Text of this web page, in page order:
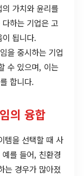
가치와 윤리를
하는 기업은 고
됩니다.
을 중시하는 기업
수 있으며, 이는
합니다.
의 융합
템을 선택할 때 사
를 들어, 친환경
는 경우가 많아졌